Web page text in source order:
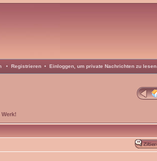
• Registrieren • Einloggen, um private Nachrichten zu lesen